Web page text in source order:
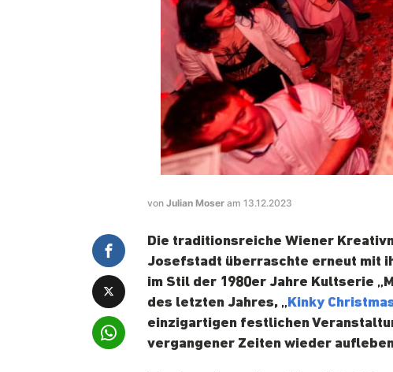
von Julian Moser am 13.12.2023
Die traditionsreiche Wiener
Josefstadt überraschte erneut mit
im Stil der 1980er Jahre Kultserie
des letzten Jahres, „Kinky
einzigartigen festlichen
vergangener Zeiten wieder